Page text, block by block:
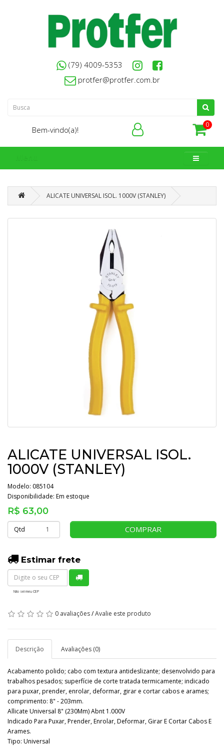
(79) 4009-5353
protfer@protfer.com.br
Bem-vindo(a)!
0
ALICATE UNIVERSAL ISOL. 1000V (STANLEY)
ALICATE UNIVERSAL ISOL.
1000V (STANLEY)
Modelo: 085104
Disponibilidade: Em estoque
R$ 63,00
Qtd COMPRAR
Estimar frete
Não sei meu CEP
0 avaliações/Avalie este produto
Descrição Avaliações (0)
Acabamento polido; cabo com textura antideslizante; desenvolvido para
trabalhos pesados; superfície de corte tratada termicamente; indicado
para puxar, prender, enrolar, deformar, girar e cortar cabos e arames;
comprimento: 8" - 203mm.
Allicate Universal 8" (230Mm) Abnt 1.000V
Indicado Para Puxar, Prender, Enrolar, Deformar, Girar E Cortar Cabos E
Arames.
Tipo: Universal